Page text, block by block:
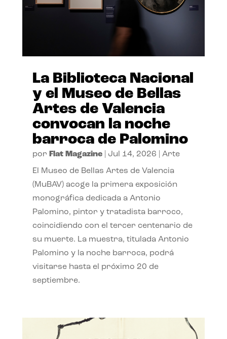
La Biblioteca Nacional
y el Museo de Bellas
Artes de Valencia
convocan la noche
barroca de Palomino
por Flat Magazine| Jul 14, 2026 Arte
El Museo de Bellas Artes de Valencia
(MuBAV) acoge la primera exposición
monográfica dedicada a Antonio
Palomino, pintor y tratadista barroco,
coincidiendo con el tercer centenario de
su muerte. La muestra, titulada Antonio
Palomino y la noche barroca, podrá
visitarse hasta el próximo 20 de
septiembre.